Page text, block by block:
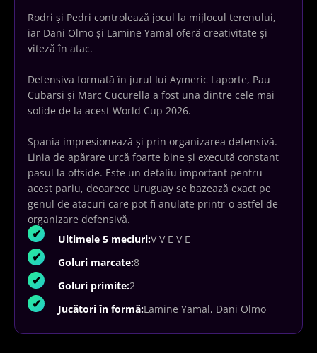
Rodri și Pedri controlează jocul la mijlocul terenului,
iar Dani Olmo și Lamine Yamal oferă creativitate și
viteză în atac.
Defensiva formată în jurul lui Aymeric Laporte, Pau
Cubarsi și Marc Cucurella a fost una dintre cele mai
solide de la acest World Cup 2026.
Spania impresionează și prin organizarea defensivă.
Linia de apărare urcă foarte bine și execută constant
pasul la offside. Este un detaliu important pentru
acest pariu, deoarece Uruguay se bazează exact pe
genul de atacuri care pot fi anulate printr-o astfel de
organizare defensivă.
Ultimele 5 meciuri:V V E V E
Goluri marcate:8
Goluri primite:2
Jucători în formă:Lamine Yamal, Dani Olmo